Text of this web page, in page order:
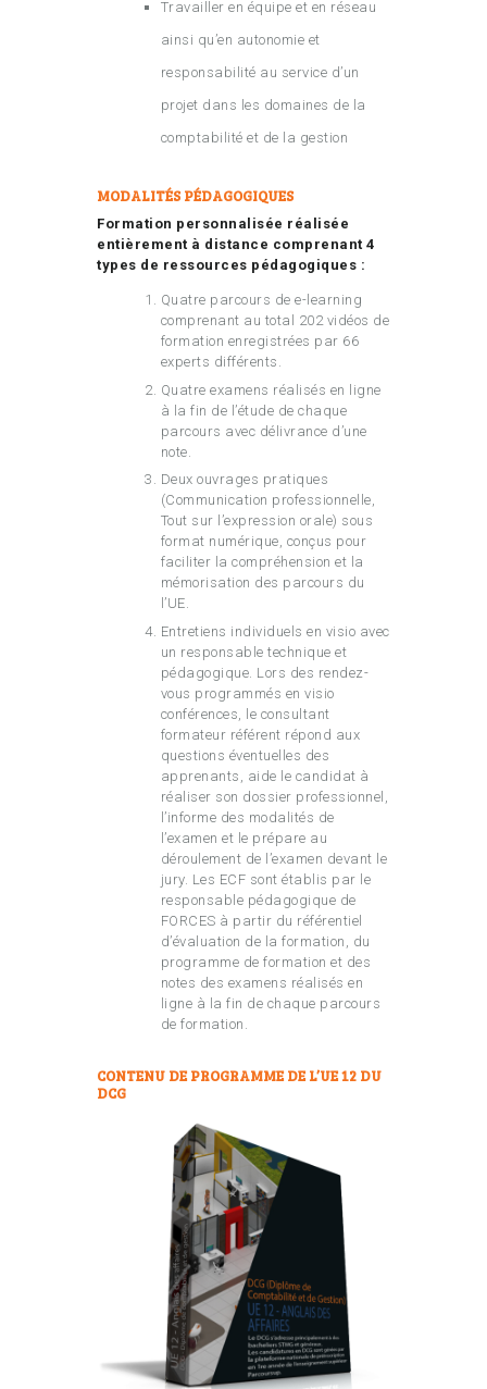
Travailler en équipe et en réseau
ainsi qu’en autonomie et
responsabilité au service d’un
projet dans les domaines de la
comptabilité et de la gestion
MODALITÉS PÉDAGOGIQUES
Formation personnalisée réalisée
entièrement à distance comprenant 4
types de ressources pédagogiques :
Quatre parcours de e-learning
comprenant au total 202 vidéos de
formation enregistrées par 66
experts différents.
Quatre examens réalisés en ligne
à la fin de l’étude de chaque
parcours avec délivrance d’une
note.
Deux ouvrages pratiques
(Communication professionnelle,
Tout sur l’expression orale) sous
format numérique, conçus pour
faciliter la compréhension et la
mémorisation des parcours du
l’UE.
Entretiens individuels en visio avec
un responsable technique et
pédagogique. Lors des rendez-
vous programmés en visio
conférences, le consultant
formateur référent répond aux
questions éventuelles des
apprenants, aide le candidat à
réaliser son dossier professionnel,
l’informe des modalités de
l’examen et le prépare au
déroulement de l’examen devant le
jury. Les ECF sont établis par le
responsable pédagogique de
FORCES à partir du référentiel
d’évaluation de la formation, du
programme de formation et des
notes des examens réalisés en
ligne à la fin de chaque parcours
de formation.
CONTENU DE PROGRAMME DE L’UE 12 DU
DCG